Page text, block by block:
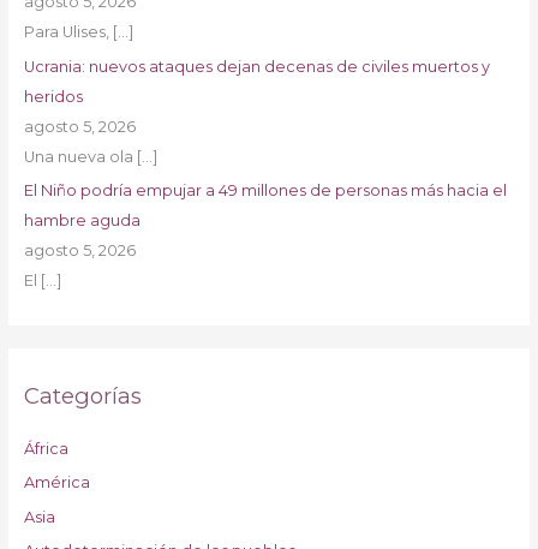
Para Ulises, […]
Ucrania: nuevos ataques dejan decenas de civiles muertos y
heridos
agosto 5, 2026
Una nueva ola […]
El Niño podría empujar a 49 millones de personas más hacia el
hambre aguda
agosto 5, 2026
El […]
Categorías
África
América
Asia